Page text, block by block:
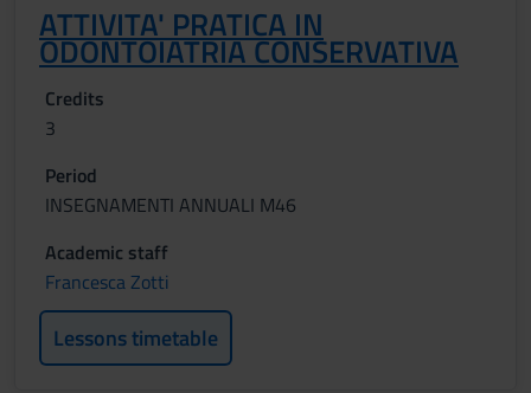
ATTIVITA' PRATICA IN
ODONTOIATRIA CONSERVATIVA
Credits
3
Period
INSEGNAMENTI ANNUALI M46
Academic staff
Francesca Zotti
Lessons timetable